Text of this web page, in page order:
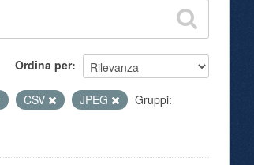
Ordina per
CSV JPEG
Gruppi: